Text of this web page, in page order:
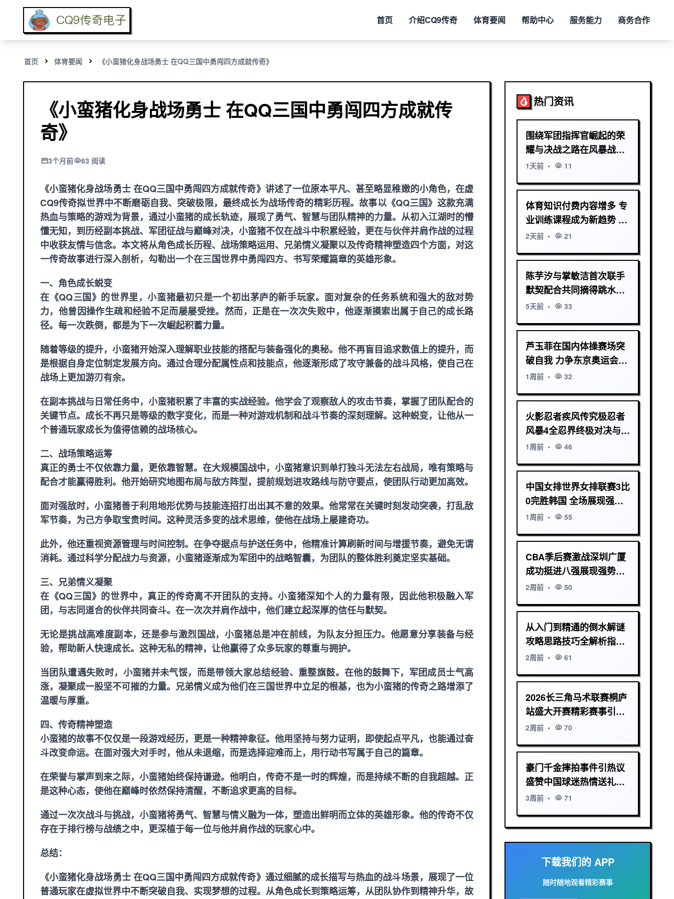
首页 介绍CQ9传奇 体育要闻 帮助中心 服务能力 商务合作
首页 体育要闻 《小蛮猪化身战场勇士 在QQ三国中勇闯四方成就传奇》
《小蛮猪化身战场勇士 在QQ三国中勇闯四方成就传
奇》
3个月前 63 阅读
《小蛮猪化身战场勇士 在QQ三国中勇闯四方成就传奇》讲述了一位原本平凡、甚至略显稚嫩的小角色，在虚
CQ9传奇拟世界中不断磨砺自我、突破极限，最终成长为战场传奇的精彩历程。故事以《QQ三国》这款充满
热血与策略的游戏为背景，通过小蛮猪的成长轨迹，展现了勇气、智慧与团队精神的力量。从初入江湖时的懵
懂无知，到历经副本挑战、军团征战与巅峰对决，小蛮猪不仅在战斗中积累经验，更在与伙伴并肩作战的过程
中收获友情与信念。本文将从角色成长历程、战场策略运用、兄弟情义凝聚以及传奇精神塑造四个方面，对这
一传奇故事进行深入剖析，勾勒出一个在三国世界中勇闯四方、书写荣耀篇章的英雄形象。
一、角色成长蜕变
在《QQ三国》的世界里，小蛮猪最初只是一个初出茅庐的新手玩家。面对复杂的任务系统和强大的敌对势
力，他曾因操作生疏和经验不足而屡屡受挫。然而，正是在一次次失败中，他逐渐摸索出属于自己的成长路
径。每一次跌倒，都是为下一次崛起积蓄力量。
随着等级的提升，小蛮猪开始深入理解职业技能的搭配与装备强化的奥秘。他不再盲目追求数值上的提升，而
是根据自身定位制定发展方向。通过合理分配属性点和技能点，他逐渐形成了攻守兼备的战斗风格，使自己在
战场上更加游刃有余。
在副本挑战与日常任务中，小蛮猪积累了丰富的实战经验。他学会了观察敌人的攻击节奏，掌握了团队配合的
关键节点。成长不再只是等级的数字变化，而是一种对游戏机制和战斗节奏的深刻理解。这种蜕变，让他从一
个普通玩家成长为值得信赖的战场核心。
二、战场策略运筹
真正的勇士不仅依靠力量，更依靠智慧。在大规模国战中，小蛮猪意识到单打独斗无法左右战局，唯有策略与
配合才能赢得胜利。他开始研究地图布局与敌方阵型，提前规划进攻路线与防守要点，使团队行动更加高效。
面对强敌时，小蛮猪善于利用地形优势与技能连招打出出其不意的效果。他常常在关键时刻发动突袭，打乱敌
军节奏，为己方争取宝贵时间。这种灵活多变的战术思维，使他在战场上屡建奇功。
此外，他还重视资源管理与时间控制。在争夺据点与护送任务中，他精准计算刷新时间与增援节奏，避免无谓
消耗。通过科学分配战力与资源，小蛮猪逐渐成为军团中的战略智囊，为团队的整体胜利奠定坚实基础。
三、兄弟情义凝聚
在《QQ三国》的世界中，真正的传奇离不开团队的支持。小蛮猪深知个人的力量有限，因此他积极融入军
团，与志同道合的伙伴共同奋斗。在一次次并肩作战中，他们建立起深厚的信任与默契。
无论是挑战高难度副本，还是参与激烈国战，小蛮猪总是冲在前线，为队友分担压力。他愿意分享装备与经
验，帮助新人快速成长。这种无私的精神，让他赢得了众多玩家的尊重与拥护。
当团队遭遇失败时，小蛮猪并未气馁，而是带领大家总结经验、重整旗鼓。在他的鼓舞下，军团成员士气高
涨，凝聚成一股坚不可摧的力量。兄弟情义成为他们在三国世界中立足的根基，也为小蛮猪的传奇之路增添了
温暖与厚重。
四、传奇精神塑造
小蛮猪的故事不仅仅是一段游戏经历，更是一种精神象征。他用坚持与努力证明，即使起点平凡，也能通过奋
斗改变命运。在面对强大对手时，他从未退缩，而是选择迎难而上，用行动书写属于自己的篇章。
在荣誉与掌声到来之际，小蛮猪始终保持谦逊。他明白，传奇不是一时的辉煌，而是持续不断的自我超越。正
是这种心态，使他在巅峰时依然保持清醒，不断追求更高的目标。
通过一次次战斗与挑战，小蛮猪将勇气、智慧与情义融为一体，塑造出鲜明而立体的英雄形象。他的传奇不仅
存在于排行榜与战绩之中，更深植于每一位与他并肩作战的玩家心中。
总结：
《小蛮猪化身战场勇士 在QQ三国中勇闯四方成就传奇》通过细腻的成长描写与热血的战斗场景，展现了一位
普通玩家在虚拟世界中不断突破自我、实现梦想的过程。从角色成长到策略运筹，从团队协作到精神升华，故
热门资讯
围绕军团指挥官崛起的荣
耀与决战之路在风暴战场
书写不败传奇史诗篇章
1天前 • 11
体育知识付费内容增多 专
业训练课程成为新趋势 引
领健身潮流
2天前 • 21
陈芋汐与掌敏洁首次联手
默契配合共同摘得跳水金
牌
5天前 • 33
芦玉菲在国内体操赛场突
破自我 力争东京奥运会舞
台展现风采
1周前 • 32
火影忍者疾风传究极忍者
风暴4全忍界终极对决与羁
绊传说
1周前 • 46
中国女排世界女排联赛3比
0完胜韩国 全场展现强大
实力
1周前 • 55
CBA季后赛激战深圳广厦
成功挺进八强展现强势实
力
2周前 • 50
从入门到精通的倒水解谜
攻略思路技巧全解析指南
实战关卡通关方法
2周前 • 61
2026长三角马术联赛桐庐
站盛大开赛精彩赛事引关
注
2周前 • 70
豪门千金摔拍事件引热议
盛赞中国球迷热情送礼扬
言打包带走
3周前 • 71
下载我们的 APP
随时随地观看精彩赛事